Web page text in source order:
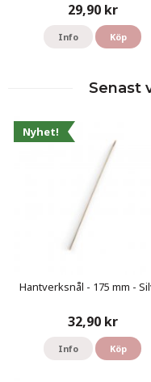
29,90 kr
Info Köp
Senast
Nyhet!
Hantverksnål - 175 mm -
32,90 kr
Info Köp